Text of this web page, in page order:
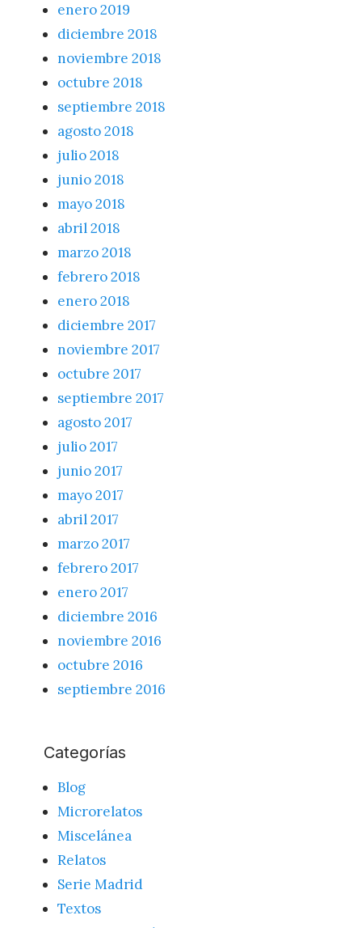
enero 2019
diciembre 2018
noviembre 2018
octubre 2018
septiembre 2018
agosto 2018
julio 2018
junio 2018
mayo 2018
abril 2018
marzo 2018
febrero 2018
enero 2018
diciembre 2017
noviembre 2017
octubre 2017
septiembre 2017
agosto 2017
julio 2017
junio 2017
mayo 2017
abril 2017
marzo 2017
febrero 2017
enero 2017
diciembre 2016
noviembre 2016
octubre 2016
septiembre 2016
Categorías
Blog
Microrelatos
Miscelánea
Relatos
Serie Madrid
Textos